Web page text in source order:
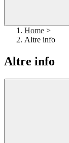
Home >
Altre info
Altre info